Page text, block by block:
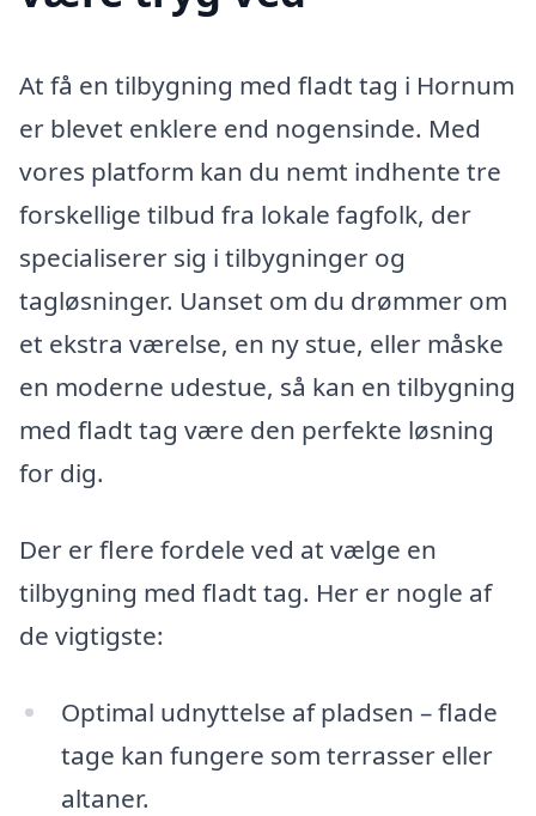
At få en tilbygning med fladt tag i Hornum
er blevet enklere end nogensinde. Med
vores platform kan du nemt indhente tre
forskellige tilbud fra lokale fagfolk, der
specialiserer sig i tilbygninger og
tagløsninger. Uanset om du drømmer om
et ekstra værelse, en ny stue, eller måske
en moderne udestue, så kan en tilbygning
med fladt tag være den perfekte løsning
for dig.
Der er flere fordele ved at vælge en
tilbygning med fladt tag. Her er nogle af
de vigtigste:
Optimal udnyttelse af pladsen – flade
tage kan fungere som terrasser eller
altaner.